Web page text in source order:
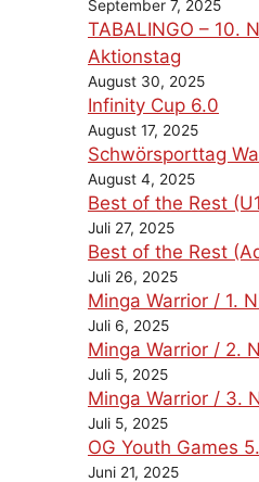
September 7, 2025
TABALINGO – 10.
Aktionstag
August 30, 2025
Infinity Cup 6.0
August 17, 2025
Schwörsporttag
August 4, 2025
Best of the Rest
Juli 27, 2025
Best of the Rest
Juli 26, 2025
Minga Warrior / 1.
Juli 6, 2025
Minga Warrior / 2.
Juli 5, 2025
Minga Warrior / 3.
Juli 5, 2025
OG Youth Games
Juni 21, 2025